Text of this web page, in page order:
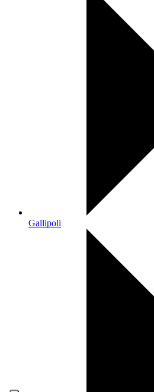
Gallipoli